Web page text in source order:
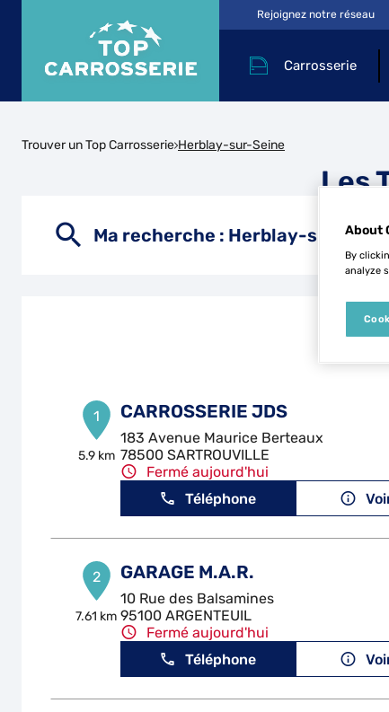
Carrosserie
Rejoignez notre réseau
Trouver un Top Carrosserie Herblay-sur-Seine
Les
Ma recherche : Herblay-sur-
1
5.9 km
CARROSSERIE JDS
183 Avenue Maurice Berteaux
78500 SARTROUVILLE
Fermé aujourd'hui
Téléphone
2
7.61 km
GARAGE M.A.R.
10 Rue des Balsamines
95100 ARGENTEUIL
Fermé aujourd'hui
Téléphone
About
By
analyze